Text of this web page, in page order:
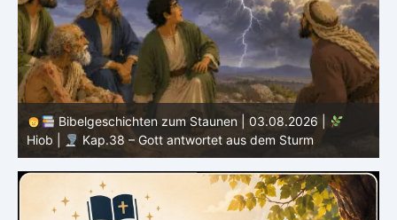
Bibelgeschichten zum Staunen | 02.08.2026 |
Hiob |
Kap.37 – Elihu staunt über Gottes Stimme im
Donner